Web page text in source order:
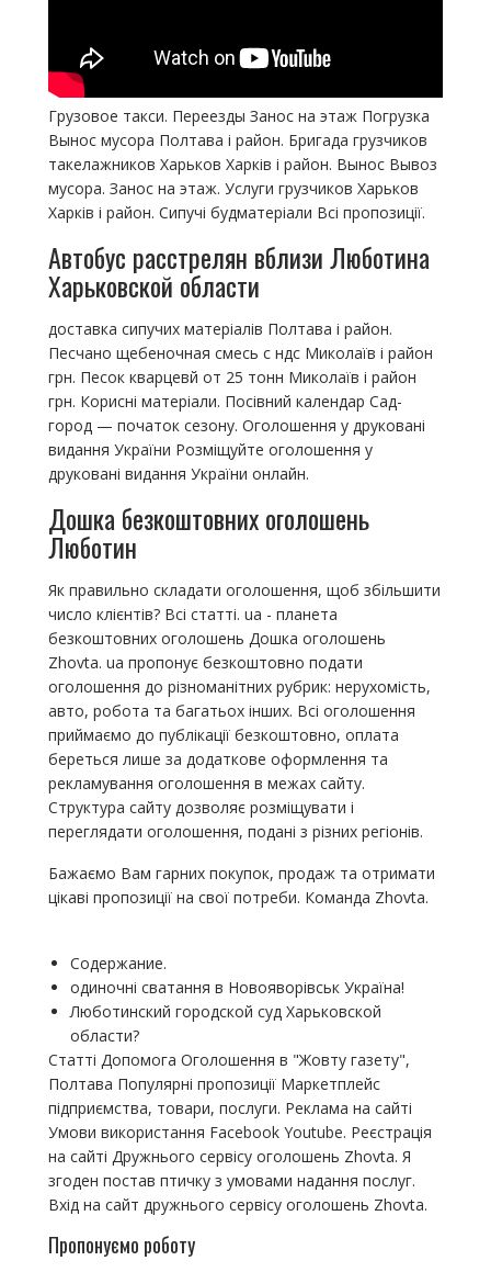
Грузовое такси. Переезды Занос на этаж Погрузка
Вынос мусора Полтава і район. Бригада грузчиков
такелажников Харьков Харків і район. Вынос Вывоз
мусора. Занос на этаж. Услуги грузчиков Харьков
Харків і район. Сипучі будматеріали Всі пропозиції.
Автобус расстрелян вблизи Люботина
Харьковской области
доставка сипучих матеріалів Полтава і район.
Песчано щебеночная смесь с ндс Миколаїв і район
грн. Песок кварцевй от 25 тонн Миколаїв і район
грн. Корисні матеріали. Посівний календар Сад-
город — початок сезону. Оголошення у друковані
видання України Розміщуйте оголошення у
друковані видання України онлайн.
Дошка безкоштовних оголошень
Люботин
Як правильно складати оголошення, щоб збільшити
число клієнтів? Всі статті. ua - планета
безкоштовних оголошень Дошка оголошень
Zhovta. ua пропонує безкоштовно подати
оголошення до різноманітних рубрик: нерухомість,
авто, робота та багатьох інших. Всі оголошення
приймаємо до публікації безкоштовно, оплата
береться лише за додаткове оформлення та
рекламування оголошення в межах сайту.
Структура сайту дозволяє розміщувати і
переглядати оголошення, подані з різних регіонів.
Бажаємо Вам гарних покупок, продаж та отримати
цікаві пропозиції на свої потреби. Команда Zhovta.
Содержание.
одиночні сватання в Новояворівськ Україна!
Люботинский городской суд Харьковской
области?
Статті Допомога Оголошення в "Жовту газету",
Полтава Популярні пропозиції Маркетплейс
підприємства, товари, послуги. Реклама на сайті
Умови використання Facebook Youtube. Реєстрація
на сайті Дружнього сервісу оголошень Zhovta. Я
згоден постав птичку з умовами надання послуг.
Вхід на сайт дружнього сервісу оголошень Zhovta.
Пропонуємо роботу